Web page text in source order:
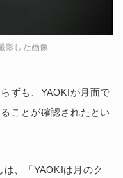
影した画像
ずも、YAOKIが月面で
ことが確認されたとい
、「YAOKIは月のク